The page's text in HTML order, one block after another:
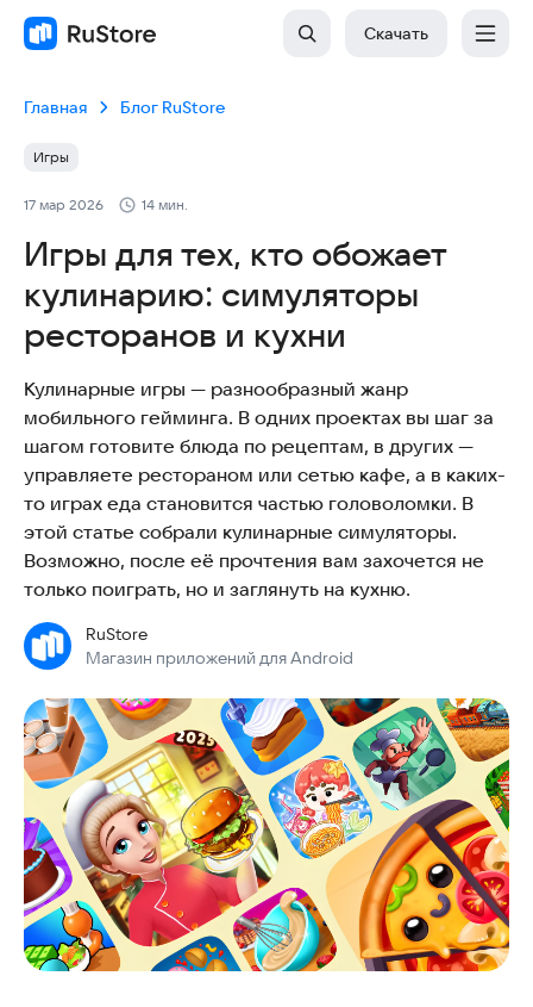
Скачать
Главная Блог RuStore
Игры
17 мар 2026 14 мин.
Игры для тех, кто обожает
кулинарию: симуляторы
ресторанов и кухни
Кулинарные игры — разнообразный жанр
мобильного гейминга. В одних проектах вы шаг за
шагом готовите блюда по рецептам, в других —
управляете рестораном или сетью кафе, а в каких-
то играх еда становится частью головоломки. В
этой статье собрали кулинарные симуляторы.
Возможно, после её прочтения вам захочется не
только поиграть, но и заглянуть на кухню.
RuStore
Магазин приложений для Android